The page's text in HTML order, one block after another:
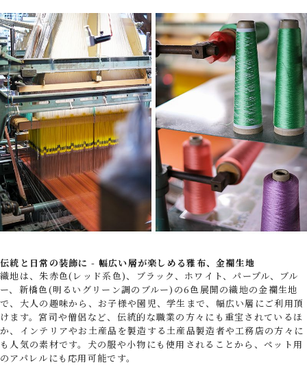
伝統と日常の装飾に - 幅広い層が楽しめる雅布、金襴生地
織地は、朱赤色(レッド系色)、ブラック、ホワイト、パープル、ブル
ー、新橋色(明るいグリーン調のブルー)の6色展開の織地の金襴生地
で、大人の趣味から、お子様や園児、学生まで、幅広い層にご利用頂
けます。宮司や僧侶など、伝統的な職業の方々にも重宝されているほ
か、インテリアやお土産品を製造する土産品製造者や工務店の方々に
も人気の素材です。犬の服や小物にも使用されることから、ペット用
のアパレルにも応用可能です。